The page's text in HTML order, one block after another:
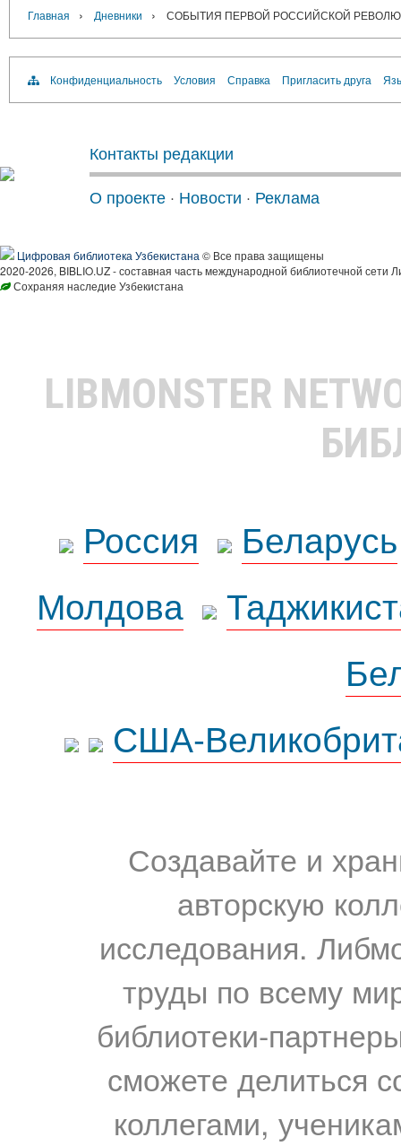
Главная › Дневники › СОБЫТИЯ ПЕРВОЙ РОССИЙСКОЙ
Конфиденциальность Условия Справка Пригласить друга
Контакты редакции
О проекте · Новости · Реклама
Цифровая библиотека Узбекистана © Все права защищены
2020-2026, BIBLIO.UZ - составная часть международной библиотечной сети
Сохраняя наследие Узбекистана
LIBMONSTER
Россия
Беларусь
Молдова
США-
Создавайте и
авторскую
исследования.
труды по всему
библиотеки-
сможете делиться
коллегами,